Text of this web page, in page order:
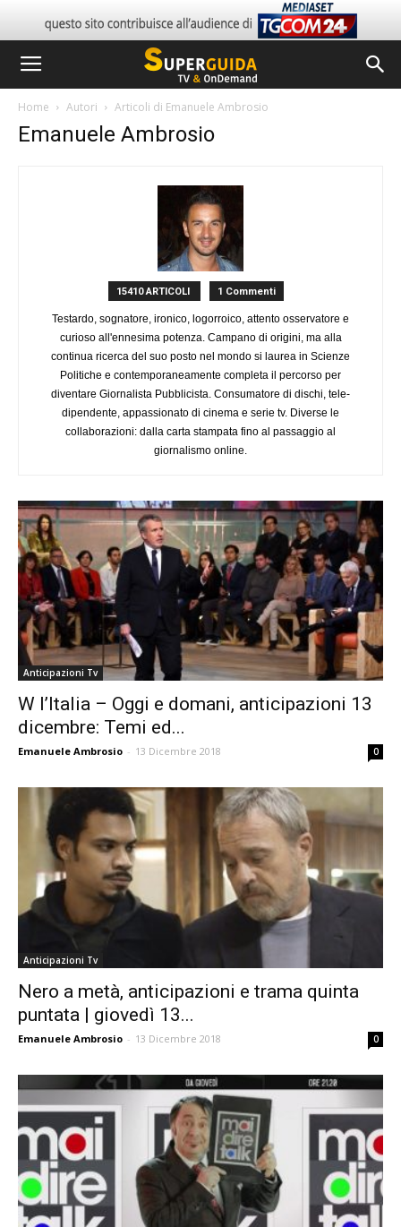
Home Autori Articoli di Emanuele Ambrosio
Emanuele Ambrosio
15410 ARTICOLI 1 Commenti
Testardo, sognatore, ironico, logorroico, attento osservatore e
curioso all'ennesima potenza. Campano di origini, ma alla
continua ricerca del suo posto nel mondo si laurea in Scienze
Politiche e contemporaneamente completa il percorso per
diventare Giornalista Pubblicista. Consumatore di dischi, tele-
dipendente, appassionato di cinema e serie tv. Diverse le
collaborazioni: dalla carta stampata fino al passaggio al
giornalismo online.
Anticipazioni Tv
W l’Italia – Oggi e domani, anticipazioni 13
dicembre: Temi ed...
Emanuele Ambrosio - 13 Dicembre 2018 0
Anticipazioni Tv
Nero a metà, anticipazioni e trama quinta
puntata | giovedì 13...
Emanuele Ambrosio - 13 Dicembre 2018 0